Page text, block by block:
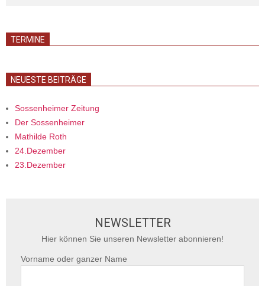
TERMINE
NEUESTE BEITRÄGE
Sossenheimer Zeitung
Der Sossenheimer
Mathilde Roth
24.Dezember
23.Dezember
NEWSLETTER
Hier können Sie unseren Newsletter abonnieren!
Vorname oder ganzer Name